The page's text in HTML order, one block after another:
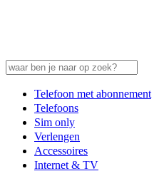
Telefoon met abonnement
Telefoons
Sim only
Verlengen
Accessoires
Internet & TV